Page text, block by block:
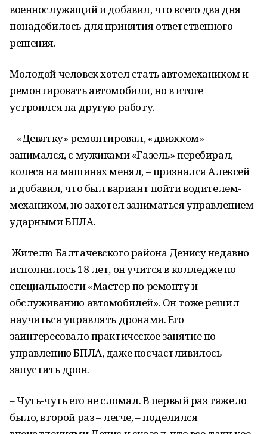
военнослужащий и добавил, что всего два дня
понадобилось для принятия ответственного
решения.
Молодой человек хотел стать автомехаником и
ремонтировать автомобили, но в итоге
устроился на другую работу.
– «Девятку» ремонтировал, «движком»
занимался, с мужиками «Газель» перебирал,
колеса на машинах менял, – признался Алексей
и добавил, что был вариант пойти водителем-
механиком, но захотел заниматься управлением
ударными БПЛА.
Жителю Балтачевского района Денису недавно
исполнилось 18 лет, он учится в колледже по
специальности «Мастер по ремонту и
обслуживанию автомобилей». Он тоже решил
научиться управлять дронами. Его
заинтересовало практическое занятие по
управлению БПЛА, даже посчастливилось
запустить дрон.
– Чуть-чуть его не сломал. В первый раз тяжело
было, второй раз – легче, – поделился